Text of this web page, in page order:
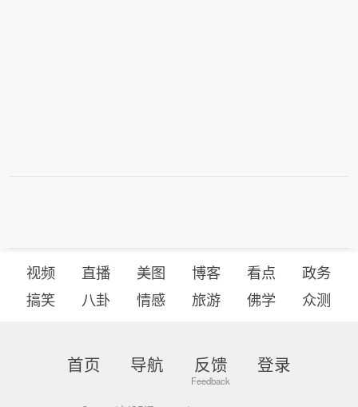
视频 直播 美图 博客 看点
政务
搞笑
八卦 情感 旅游 佛学 众测
首页 导航 反馈 登录